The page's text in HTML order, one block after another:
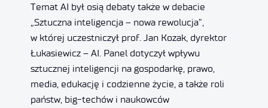
Temat AI był osią debaty także w debacie
„Sztuczna inteligencja – nowa rewolucja”,
w której uczestniczył prof. Jan Kozak, dyrektor
Łukasiewicz – AI. Panel dotyczył wpływu
sztucznej inteligencji na gospodarkę, prawo,
media, edukację i codzienne życie, a także roli
państw, big-techów i naukowców